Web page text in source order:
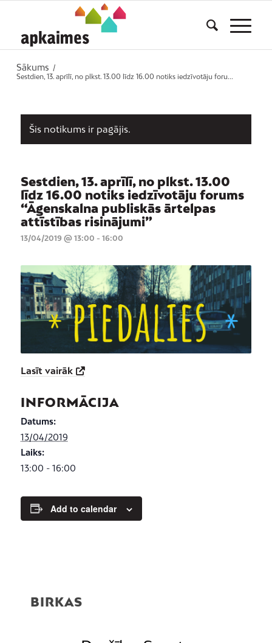
Sākums
/
Sestdien, 13. aprīlī, no plkst. 13.00 līdz 16.00 notiks iedzīvotāju foru...
Šis notikums ir pagājis.
Sestdien, 13. aprīlī, no plkst. 13.00
līdz 16.00 notiks iedzīvotāju forums
“Āgenskalna publiskās ārtelpas
attīstības risinājumi”
13/04/2019 @ 13:00 - 16:00
Lasīt vairāk
INFORMĀCIJA
Datums:
13/04/2019
Laiks:
13:00 - 16:00
Add to calendar
BIRKAS